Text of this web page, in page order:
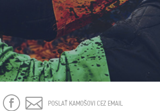
POSLAŤ KAMOŠOVI CEZ EMAIL